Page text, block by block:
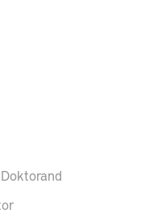
Doktorand